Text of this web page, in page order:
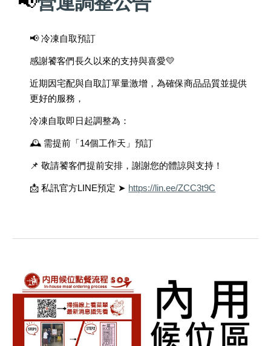
📢 冷凍自取預訂
感謝饕客們長久以來的支持與喜愛💛
近期因宅配與自取訂單量激增，為確保商品品質並提供
更好的服務，
冷凍自取即日起調整為：
🕰 需提前「14個工作天」預訂
📌 敬請饕客們提前安排，謝謝您的體諒與支持！
📩 私訊官方LINE預定 ➤ https://lin.ee/ZCC3t9C